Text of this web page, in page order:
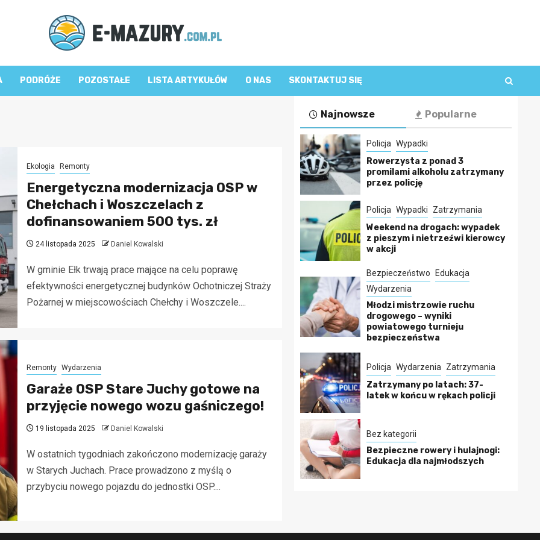
PODRÓŻE POZOSTAŁE LISTA ARTYKUŁÓW O NAS SKONTAKTUJ SIĘ
Ekologia Remonty
Energetyczna modernizacja OSP w
Chełchach i Woszczelach z
dofinansowaniem 500 tys. zł
24 listopada 2025 Daniel Kowalski
W gminie Ełk trwają prace mające na celu poprawę
efektywności energetycznej budynków Ochotniczej Straży
Pożarnej w miejscowościach Chełchy i Woszczele....
Remonty Wydarzenia
Garaże OSP Stare Juchy gotowe na
przyjęcie nowego wozu gaśniczego!
19 listopada 2025 Daniel Kowalski
W ostatnich tygodniach zakończono modernizację garaży
w Starych Juchach. Prace prowadzono z myślą o
przybyciu nowego pojazdu do jednostki OSP....
Najnowsze Popularne
Policja Wypadki
Rowerzysta z ponad 3
promilami alkoholu zatrzymany
przez policję
Policja Wypadki Zatrzymania
Weekend na drogach: wypadek
z pieszym i nietrzeźwi kierowcy
w akcji
Bezpieczeństwo
Edukacja
Wydarzenia
Młodzi mistrzowie ruchu
drogowego – wyniki
powiatowego turnieju
bezpieczeństwa
Policja Wydarzenia Zatrzymania
Zatrzymany po latach: 37-
latek w końcu w rękach policji
Bez kategorii
Bezpieczne rowery i hulajnogi:
Edukacja dla najmłodszych